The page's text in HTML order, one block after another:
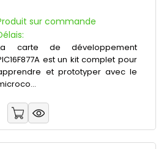
sur commande
carte de développement
est un kit complet pour
et prototyper avec le